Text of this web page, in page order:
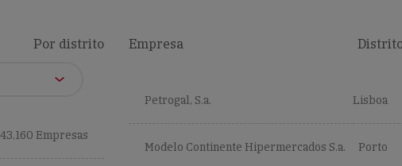
Por distrito
Empresas
Empresa
Petrogal, S.a. Lisboa
Modelo Continente Hipermercados S.a. Porto